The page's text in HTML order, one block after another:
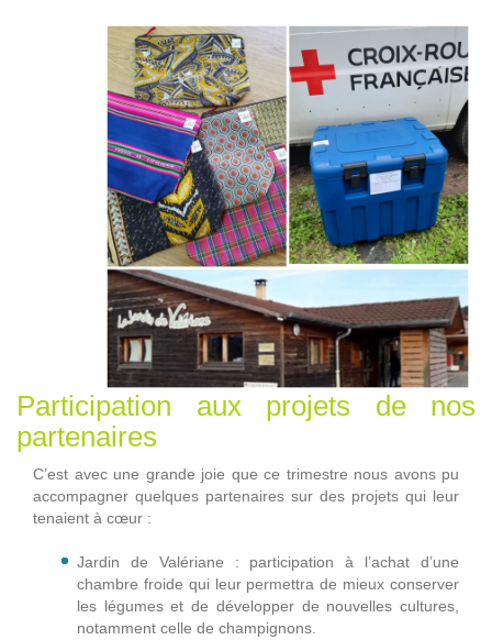
Participation aux projets de nos
partenaires
C’est avec une grande joie que ce trimestre nous avons pu
accompagner quelques partenaires sur des projets qui leur
tenaient à cœur :
Jardin de Valériane : participation à l’achat d’une
chambre froide qui leur permettra de mieux conserver
les légumes et de développer de nouvelles cultures,
notamment celle de champignons.